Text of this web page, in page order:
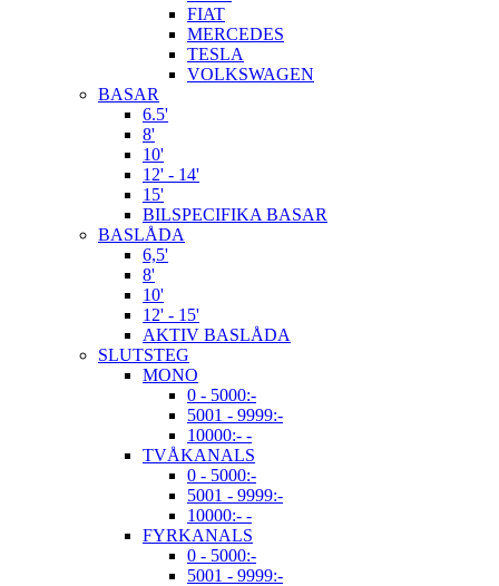
FIAT
MERCEDES
TESLA
VOLKSWAGEN
BASAR
6.5'
8'
10'
12' - 14'
15'
BILSPECIFIKA BASAR
BASLÅDA
6,5'
8'
10'
12' - 15'
AKTIV BASLÅDA
SLUTSTEG
MONO
0 - 5000:-
5001 - 9999:-
10000:- -
TVÅKANALS
0 - 5000:-
5001 - 9999:-
10000:- -
FYRKANALS
0 - 5000:-
5001 - 9999:-